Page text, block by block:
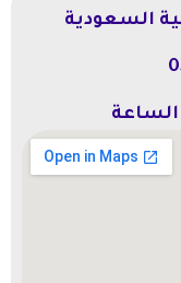
السعودية
الساعة